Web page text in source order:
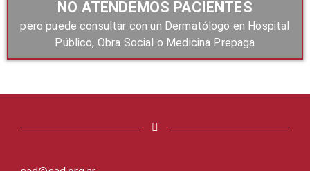
NO ATENDEMOS PACIENTES
pero puede consultar con un Dermatólogo en Hospital
Público, Obra Social o Medicina Prepaga